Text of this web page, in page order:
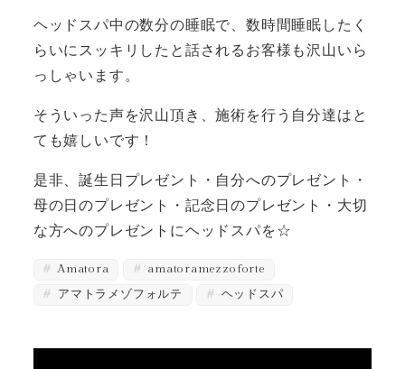
ヘッドスパ中の数分の睡眠で、数時間睡眠したく
らいにスッキリしたと話されるお客様も沢山いら
っしゃいます。
そういった声を沢山頂き、施術を行う自分達はと
ても嬉しいです！
是非、誕生日プレゼント・自分へのプレゼント・
母の日のプレゼント・記念日のプレゼント・大切
な方へのプレゼントにヘッドスパを☆
Amatora
amatoramezzoforte
アマトラメゾフォルテ
ヘッドスパ